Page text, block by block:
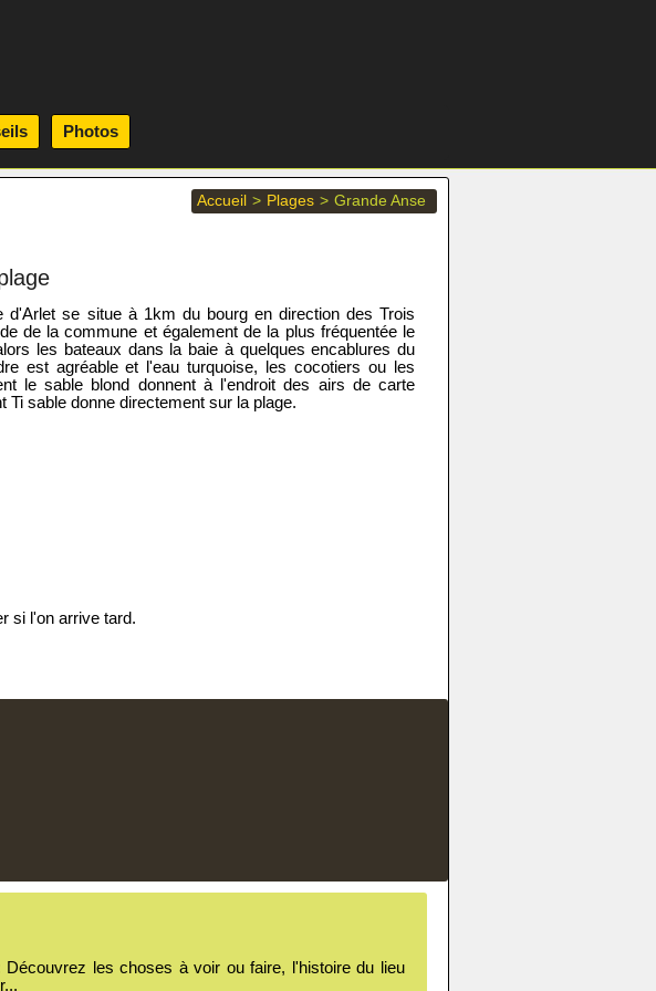
Photos
Accueil > Plages > Grande Anse
d'Arlet se situe à 1km du bourg en direction des Trois
de la commune et également de la plus fréquentée le
les bateaux dans la baie à quelques encablures du
est agréable et l'eau turquoise, les cocotiers ou les
le sable blond donnent à l'endroit des airs de carte
Ti sable donne directement sur la plage.
si l'on arrive tard.
les choses à voir ou faire, l'histoire du lieu